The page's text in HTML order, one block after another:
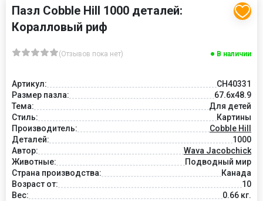
Пазл Cobble Hill 1000 деталей:
Коралловый риф
(Отзывов пока нет) В наличии
Артикул:
CH40331
Размер пазла:
67.6x48.9
Тема:
Для детей
Стиль:
Картины
Производитель:
Cobble Hill
Деталей:
1000
Автор:
Wava Jacobchick
Животные:
Подводный мир
Страна производства:
Канада
Возраст от:
10
Вес:
0.66 кг.